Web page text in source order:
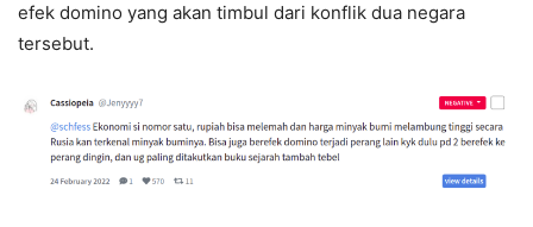
efek domino yang akan timbul dari konflik dua negara
tersebut.